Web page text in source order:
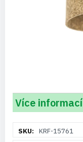
Více informací
informacíKRF-15761